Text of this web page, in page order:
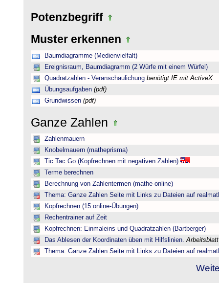
Potenzbegriff
Muster erkennen
Baumdiagramme (Medienvielfalt)
Ereignisraum, Baumdiagramm (2 Würfe mit einem Würfel)
Quadratzahlen - Veranschaulichung benötigt IE mit ActiveX
Übungsaufgaben (pdf)
Grundwissen (pdf)
Ganze Zahlen
Zahlenmauern
Knobelmauern (matheprisma)
Tic Tac Go (Kopfrechnen mit negativen Zahlen)
Terme berechnen
Berechnung von Zahlentermen (mathe-online)
Thema: Ganze Zahlen Seite mit Links zu Dateien auf
Kopfrechnen (15 online-Übungen)
Rechentrainer auf Zeit
Kopfrechnen: Einmaleins und Quadratzahlen (Bartberger)
Das Ablesen der Koordinaten üben mit Hilfslinien.
Thema: Ganze Zahlen Seite mit Links zu Dateien auf